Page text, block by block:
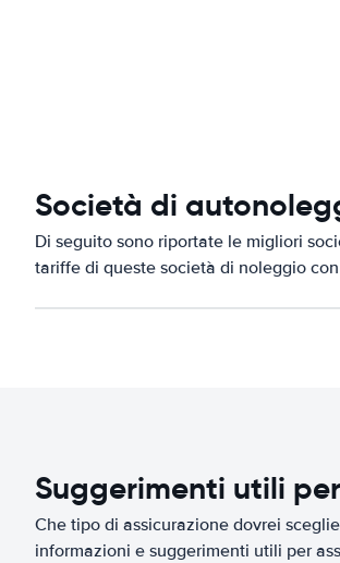
Società di
Di seguito sono riportate le migliori
tariffe di queste società di noleggio
Suggerimenti utili
Che tipo di assicurazione dovrei
informazioni e suggerimenti utili per